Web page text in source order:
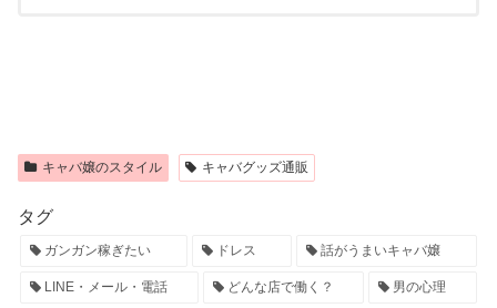
キャバ嬢のスタイル キャバグッズ通販
タグ
ガンガン稼ぎたい ドレス 話がうまいキャバ嬢
LINE・メール・電話 どんな店で働く？ 男の心理